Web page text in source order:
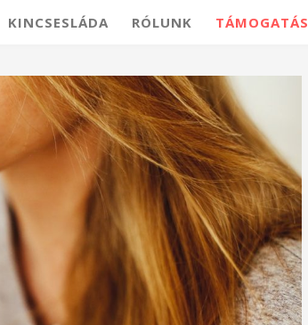
KINCSESLÁDA RÓLUNK TÁMOGATÁS